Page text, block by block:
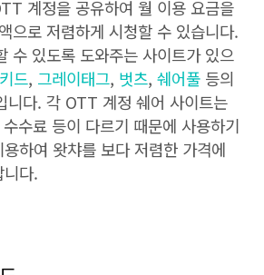
계정을 공유하여 월 이용 요금을
으로 저렴하게 시청할 수 있습니다.
수 있도록 도와주는 사이트가 있으
드, 그레이태그, 벗츠, 쉐어풀 등의
니다. 각 OTT 계정 쉐어 사이트는
수수료 등이 다르기 때문에 사용하기
하여 왓챠를 보다 저렴한 가격에
다.